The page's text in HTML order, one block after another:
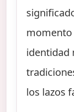
identidad
los lazos